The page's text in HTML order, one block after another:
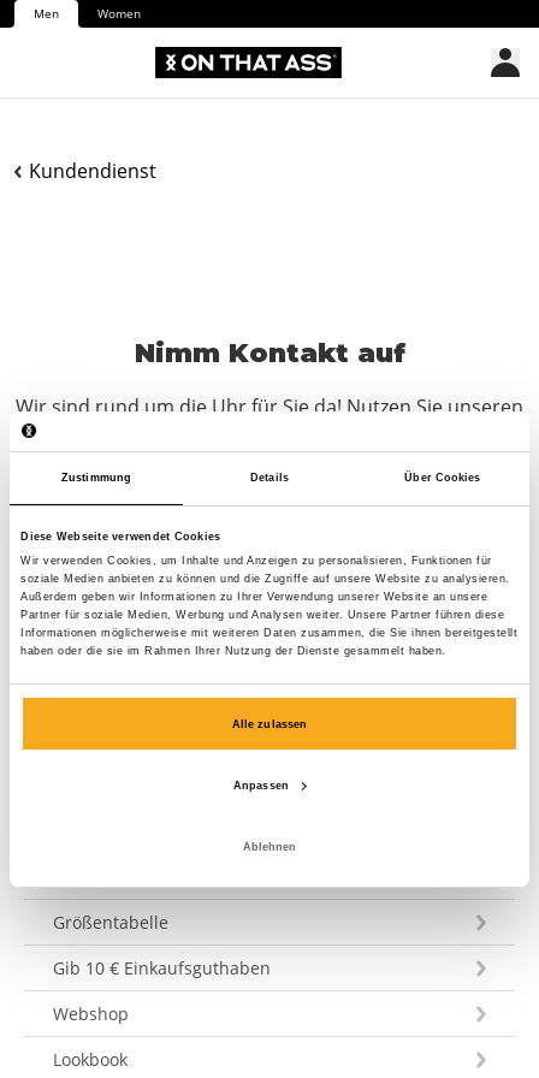
Zustimmung Details Über Cookies
Diese Webseite verwendet Cookies
Wir verwenden Cookies, um Inhalte und Anzeigen zu personalisieren, Funktionen für
soziale Medien anbieten zu können und die Zugriffe auf unsere Website zu analysieren.
Außerdem geben wir Informationen zu Ihrer Verwendung unserer Website an unsere
Partner für soziale Medien, Werbung und Analysen weiter. Unsere Partner führen diese
Informationen möglicherweise mit weiteren Daten zusammen, die Sie ihnen bereitgestellt
haben oder die sie im Rahmen Ihrer Nutzung der Dienste gesammelt haben.
Alle zulassen
Anpassen
Ablehnen
Men Women
Kundendienst
Nimm Kontakt auf
Wir sind rund um die Uhr für Sie da! Nutzen Sie unseren
Chatbot, um schnell eine Antwort zu erhalten. Klicken
Sie auf „Kontakt aufnehmen“, wählen Sie Ihre Art der
bemühen uns, Ihre Frage innerhalb von 3 Werktagen zu
beantworten. Tel: +31 73 303 41 75 (Mo–Fr, 09:00–12:00).
Eine Nachricht schicken
Größentabelle
Gib 10 € Einkaufsguthaben
Webshop
Lookbook